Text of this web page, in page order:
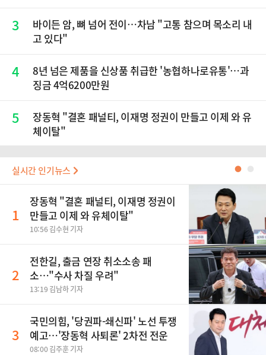
3
바이든 암, 뼈 넘어 전이…차남 "고통 참으며 목소리 내
고 있다"
4
8년 넘은 제품을 신상품 취급한 '농협하나로유통'…과
징금 4억6200만원
5
장동혁 "결혼 패널티, 이재명 정권이 만들고 이제 와 유
체이탈"
실시간 인기뉴스 ●
1
장동혁 "결혼 패널티, 이재명 정권이
만들고 이제 와 유체이탈"
10:56 김수현 기자
2
전한길, 출금 연장 취소소송 패
소…"수사 차질 우려"
13:19 김남하 기자
3
국민의힘, '당권파-쇄신파' 노선 투쟁
예고…'장동혁 사퇴론' 2차전 전운
08:00 김주훈 기자